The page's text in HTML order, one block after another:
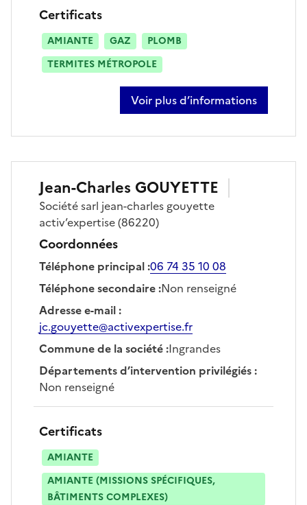
Certificats
AMIANTE GAZ
PLOMB
TERMITES MÉTROPOLE
Voir plus d’informations
sur jérôme gauffreau
Jean-Charles GOUYETTE
Sociétésarl jean-charles gouyette
activ’expertise(86220)
Coordonnées
Téléphone principal:06 74 35 10 08
Téléphone secondaire:Non renseigné
Adresse e-mail:
jc.gouyette@activexpertise.fr
Commune de la société:Ingrandes
Départements d’intervention privilégiés:
Non renseigné
Certificats
AMIANTE
AMIANTE (MISSIONS SPÉCIFIQUES,
BÂTIMENTS COMPLEXES)